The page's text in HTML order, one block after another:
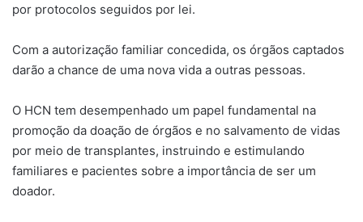
por protocolos seguidos por lei.
Com a autorização familiar concedida, os órgãos captados
darão a chance de uma nova vida a outras pessoas.
O HCN tem desempenhado um papel fundamental na
promoção da doação de órgãos e no salvamento de vidas
por meio de transplantes, instruindo e estimulando
familiares e pacientes sobre a importância de ser um
doador.